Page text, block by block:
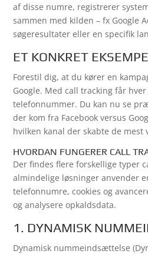
af disse numre, registrerer
sammen med kilden – fx Google
søgeresultater eller en specifik
ET KONKRET
Forestil dig, at du kører en
Google. Med call tracking får
telefonnummer. Du kan nu se
der kom fra Facebook versus
hvilken kanal der skabte de
HVORDAN FUNGERER CALL
Der findes flere forskellige typer
almindelige løsninger anvender
telefonnumre, cookies og
og analysere opkaldsdata.
1. DYNAMISK
Dynamisk nummeindsættelse